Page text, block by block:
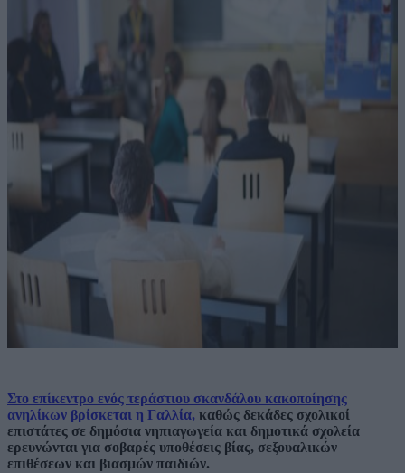
Στο επίκεντρο ενός τεράστιου σκανδάλου κακοποίησης
ανηλίκων βρίσκεται η Γαλλία, καθώς δεκάδες σχολικοί
επιστάτες σε δημόσια νηπιαγωγεία και δημοτικά σχολεία
ερευνώνται για σοβαρές υποθέσεις βίας, σεξουαλικών
επιθέσεων και βιασμών παιδιών.